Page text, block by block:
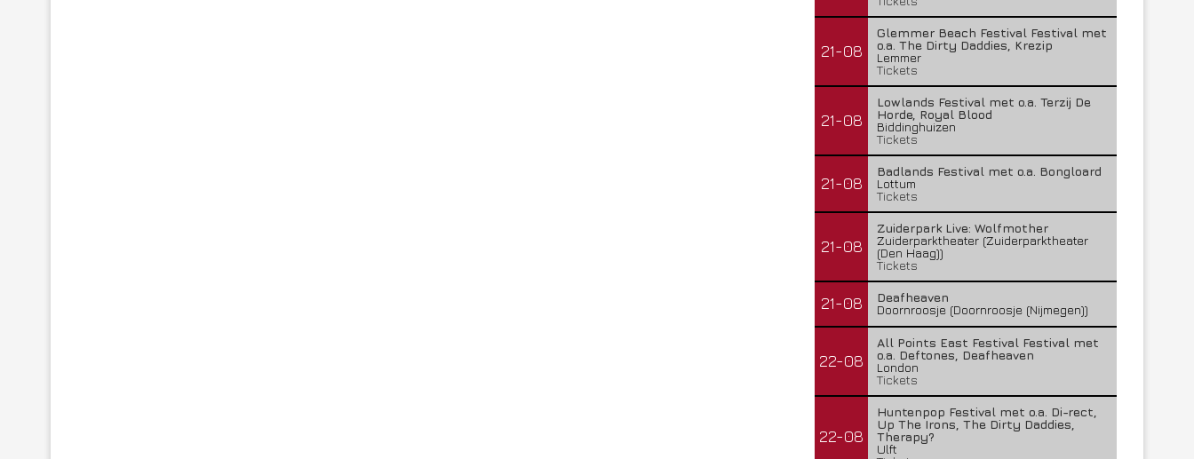
21-08
Glemmer Beach Festival Festival met
o.a. The Dirty Daddies, Krezip
Lemmer
Tickets
21-08
Lowlands Festival met o.a. Terzij De
Horde, Royal Blood
Biddinghuizen
Tickets
21-08
Badlands Festival met o.a. Bongloard
Lottum
Tickets
21-08
Zuiderpark Live: Wolfmother
Zuiderparktheater (Zuiderparktheater
(Den Haag))
Tickets
21-08
Deafheaven
Doornroosje (Doornroosje (Nijmegen))
22-08
All Points East Festival Festival met
o.a. Deftones, Deafheaven
London
Tickets
22-08
Huntenpop Festival met o.a. Di-rect,
Up The Irons, The Dirty Daddies,
Therapy?
Ulft